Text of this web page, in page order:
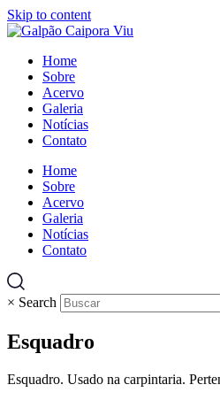
Skip to content
Home
Sobre
Acervo
Galeria
Notícias
Contato
Home
Sobre
Acervo
Galeria
Notícias
Contato
× Search
Esquadro
Esquadro. Usado na carpintaria.